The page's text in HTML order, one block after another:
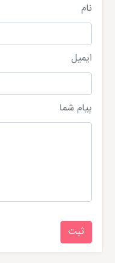
نام
ایمیل
پیام شما